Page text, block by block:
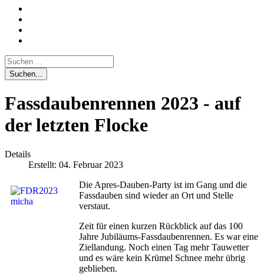
Suchen...
Fassdaubenrennen 2023 - auf
der letzten Flocke
Details
Erstellt: 04. Februar 2023
Die Apres-Dauben-Party ist im Gang und die
Fassdauben sind wieder an Ort und Stelle
verstaut.
Zeit für einen kurzen Rückblick auf das 100
Jahre Jubiläums-Fassdaubenrennen. Es war eine
Ziellandung. Noch einen Tag mehr Tauwetter
und es wäre kein Krümel Schnee mehr übrig
geblieben.